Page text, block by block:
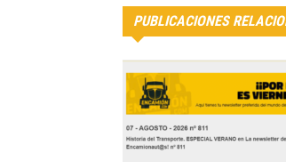
PUBLICACIONES